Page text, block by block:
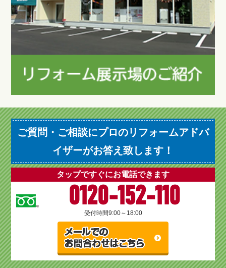
ご質問・ご相談にプロのリフォームアドバ
イザーがお答え致します！
タップですぐにお電話できます
0120-152-110
受付時間9:00～18:00